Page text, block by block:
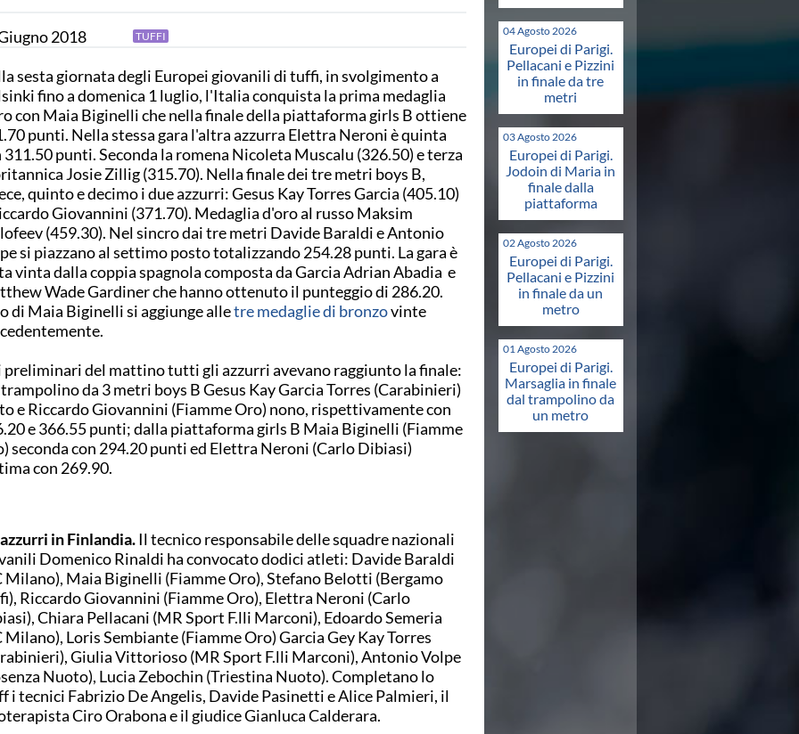
2018 TUFFI
sesta giornata degli Europei giovanili di tuffi, in svolgimento a
fino a domenica 1 luglio, l'Italia conquista la prima medaglia
con Maia Biginelli che nella finale della piattaforma girls B ottiene
punti. Nella stessa gara l'altra azzurra Elettra Neroni è quinta
311.50 punti. Seconda la romena Nicoleta Muscalu (326.50) e terza
Josie Zillig (315.70). Nella finale dei tre metri boys B,
quinto e decimo i due azzurri: Gesus Kay Torres Garcia (405.10)
Giovannini (371.70). Medaglia d'oro al russo Maksim
(459.30). Nel sincro dai tre metri Davide Baraldi e Antonio
si piazzano al settimo posto totalizzando 254.28 punti. La gara è
vinta dalla coppia spagnola composta da Garcia Adrian Abadia e
Wade Gardiner che hanno ottenuto il punteggio di 286.20.
di Maia Biginelli si aggiunge alletre medaglie di bronzovinte
preliminari del mattino tutti gli azzurri avevano raggiunto la finale:
da 3 metri boys B Gesus Kay Garcia Torres (Carabinieri)
e Riccardo Giovannini (Fiamme Oro) nono, rispettivamente con
e 366.55 punti; dalla piattaforma girls B Maia Biginelli (Fiamme
seconda con 294.20 punti ed Elettra Neroni (Carlo Dibiasi)
con 269.90.
in Finlandia.Il tecnico responsabile delle squadre nazionali
Domenico Rinaldi ha convocato dodici atleti: Davide Baraldi
Milano), Maia Biginelli (Fiamme Oro), Stefano Belotti (Bergamo
Riccardo Giovannini (Fiamme Oro), Elettra Neroni (Carlo
Chiara Pellacani (MR Sport F.lli Marconi), Edoardo Semeria
Milano), Loris Sembiante (Fiamme Oro) Garcia Gey Kay Torres
Giulia Vittorioso (MR Sport F.lli Marconi), Antonio Volpe
Nuoto), Lucia Zebochin (Triestina Nuoto). Completano lo
i tecnici Fabrizio De Angelis, Davide Pasinetti e Alice Palmieri, il
Ciro Orabona e il giudice Gianluca Calderara.
04 Agosto 2026
Europei di Parigi.
Pellacani e Pizzini
in finale da tre
metri
03 Agosto 2026
Europei di Parigi.
Jodoin di Maria in
finale dalla
piattaforma
02 Agosto 2026
Europei di Parigi.
Pellacani e Pizzini
in finale da un
metro
01 Agosto 2026
Europei di Parigi.
Marsaglia in finale
dal trampolino da
un metro